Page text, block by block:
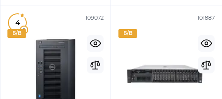
109072
Б/В
4
1
101887
Б/В